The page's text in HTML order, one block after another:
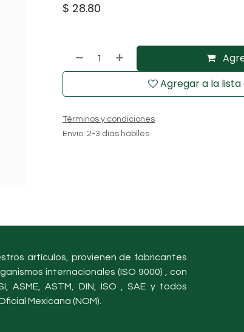
$ 28.80
Agregar a la lista
Términos y condiciones
Envío: 2-3 días hábiles
artículos, provienen de fabricantes
internacionales (ISO 9000) , con
ASME, ASTM, DIN, ISO , SAE y todos
Mexicana (NOM).